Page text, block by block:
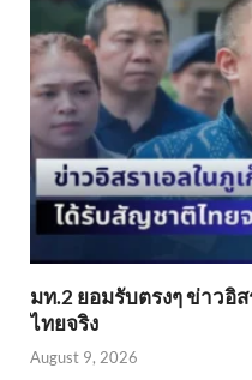
มท.2 ยอมรับตรงๆ ข่าวอิ
ไทยจริง
August 9, 2026